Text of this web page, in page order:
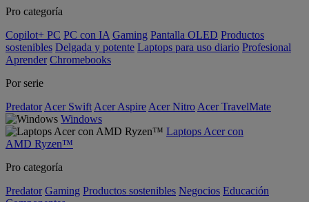
Pro categoría
Copilot+ PC PC con IA Gaming Pantalla OLED Productos
sostenibles Delgada y potente Laptops para uso diario Profesional
Aprender Chromebooks
Por serie
Predator Acer Swift Acer Aspire Acer Nitro Acer TravelMate
Windows
Laptops Acer con
AMD Ryzen™
Pro categoría
Predator Gaming Productos sostenibles Negocios Educación